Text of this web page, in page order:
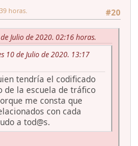
#20
horas.
Julio de 2020. 02:16 horas.
10 de Julio de 2020. 13:17
tendría el codificado
de la escuela de tráfico
me consta que
con cada
a tod@s.